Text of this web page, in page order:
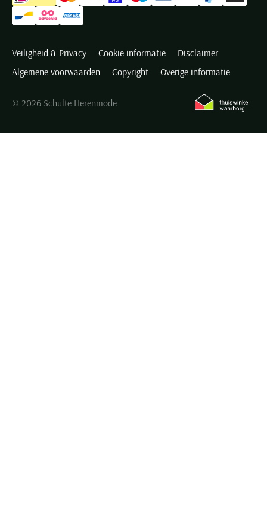
Veiligheid & Privacy Cookie informatie
Disclaimer
Algemene voorwaarden
Copyright Overige informatie
© 2026 Schulte Herenmode